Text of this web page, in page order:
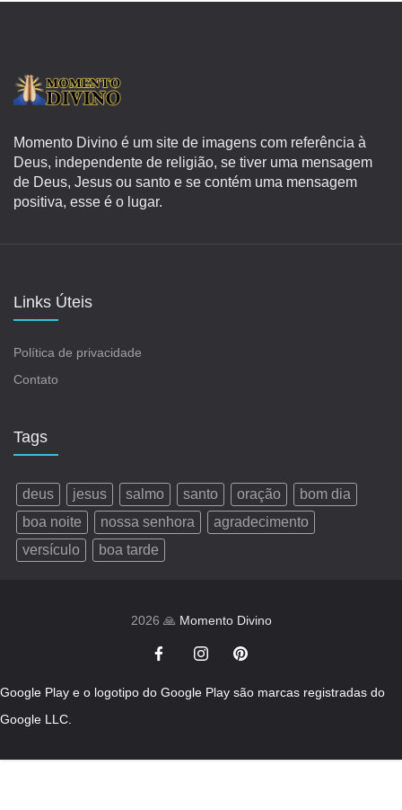
Momento Divino é um site de imagens com referência à
Deus, independente de religião, se tiver uma mensagem
de Deus, Jesus ou santo e se contém uma mensagem
positiva, esse é o lugar.
Links Úteis
Política de privacidade
Contato
Tags
deus jesus salmo santo oração
bom dia
boa noite
nossa senhora
agradecimento
versículo
boa tarde
2026 🙏 Momento Divino
Google Play e o logotipo do Google Play são marcas registradas do
Google LLC.